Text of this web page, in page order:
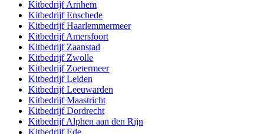
KitbedrijfArnhem
KitbedrijfEnschede
KitbedrijfHaarlemmermeer
KitbedrijfAmersfoort
Kitbedrijf Zaanstad
Kitbedrijf Zwolle
Kitbedrijf Zoetermeer
KitbedrijfLeiden
KitbedrijfLeeuwarden
KitbedrijfMaastricht
KitbedrijfDordrecht
KitbedrijfAlphen aan den Rijn
KitbedrijfEde